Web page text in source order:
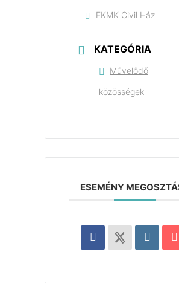
EKMK Civil Ház
KATEGÓRIA
Művelődő
közösségek
ESEMÉNY